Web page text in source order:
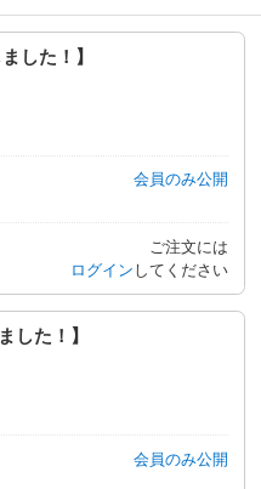
した！】
会員のみ公開
ご注文には
ログイン してください
した！】
会員のみ公開